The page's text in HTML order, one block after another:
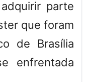
parte
que foram
de Brasília
enfrentada